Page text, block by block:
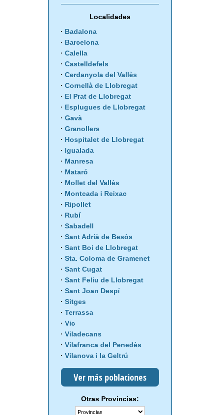
Localidades
Badalona
Barcelona
Calella
Castelldefels
Cerdanyola del Vallès
Cornellà de Llobregat
El Prat de Llobregat
Esplugues de Llobregat
Gavà
Granollers
Hospitalet de Llobregat
Igualada
Manresa
Mataró
Mollet del Vallès
Montcada i Reixac
Ripollet
Rubí
Sabadell
Sant Adrià de Besòs
Sant Boi de Llobregat
Sta. Coloma de Gramenet
Sant Cugat
Sant Feliu de Llobregat
Sant Joan Despí
Sitges
Terrassa
Vic
Viladecans
Vilafranca del Penedès
Vilanova i la Geltrú
Ver más poblaciones
Otras Provincias: